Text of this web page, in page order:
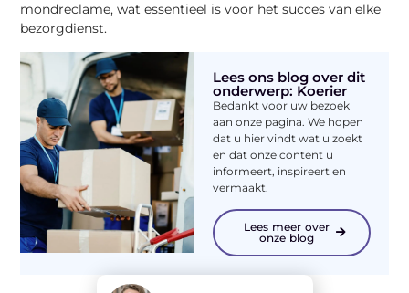
mondreclame, wat essentieel is voor het succes van elke
bezorgdienst.
Lees ons blog over dit
onderwerp: Koerier
Bedankt voor uw bezoek
aan onze pagina. We hopen
dat u hier vindt wat u zoekt
en dat onze content u
informeert, inspireert en
vermaakt.
Lees meer over
onze blog